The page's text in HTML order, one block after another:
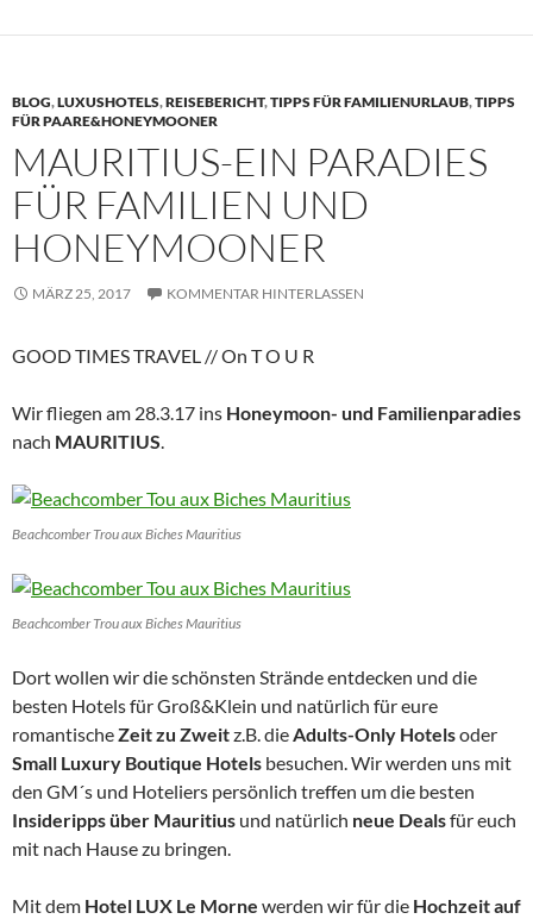
BLOG,LUXUSHOTELS,REISEBERICHT,TIPPS FÜR FAMILIENURLAUB,TIPPS
FÜR PAARE&HONEYMOONER
MAURITIUS-EIN PARADIES
FÜR FAMILIEN UND
HONEYMOONER
MÄRZ 25, 2017 KOMMENTAR HINTERLASSEN
GOOD TIMES TRAVEL // On T O U R
Wir fliegen am 28.3.17 ins Honeymoon- und Familienparadies
nach MAURITIUS
Beachcomber Trou aux Biches Mauritius
Beachcomber Trou aux Biches Mauritius
Dort wollen wir die schönsten Strände entdecken und die
besten Hotels für Groß&Klein und natürlich für eure
romantischeZeit zu Zweitz.B. die Adults-Only Hotelsoder
Small Luxury Boutique Hotels besuchen. Wir werden uns mit
den GM´s und Hoteliers persönlich treffen um die besten
Insideripps über Mauritius und natürlich neue Dealsfür euch
mit nach Hause zu bringen.
Mit dem Hotel LUX Le Morne werden wir für die Hochzeit auf